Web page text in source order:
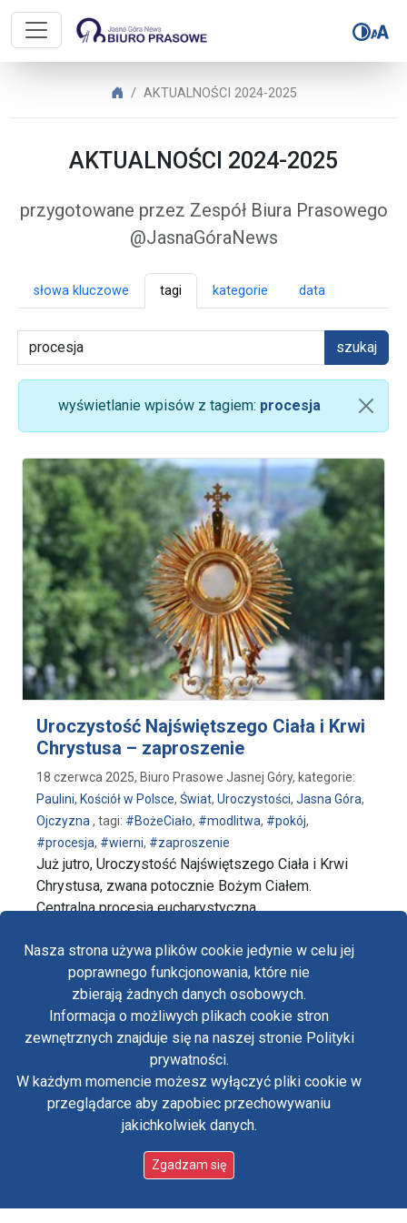
Nasza strona używa plików cookie jedynie w celu jej
poprawnego funkcjonowania, które nie
zbierają żadnych danych osobowych.
Informacja o możliwych plikach cookie stron
zewnętrznych znajduje się na naszej stronie Polityki
prywatności.
W każdym momencie możesz wyłączyć pliki cookie w
przeglądarce aby zapobiec przechowywaniu
jakichkolwiek danych.
Zgadzam się
Biuro Prasowe Jasnej Góry –
Biuro Prasowe Jasnej Góry
AKTUALNOŚCI 2024-2025
AKTUALNOŚCI 2024-2025
przygotowane przez Zespół Biura Prasowego
@JasnaGóraNews
słowa kluczowe tagi kategorie data
szukaj
wyświetlanie wpisów z tagiem: procesja
Uroczystość Najświętszego Ciała i Krwi
Chrystusa – zaproszenie
18 czerwca 2025, Biuro Prasowe Jasnej Góry, kategorie:
Paulini, Kościół w Polsce, Świat, Uroczystości, Jasna Góra,
Ojczyzna, tagi: #BożeCiało, #modlitwa, #pokój,
#procesja, #wierni, #zaproszenie
Już jutro, Uroczystość Najświętszego Ciała i Krwi
Chrystusa, zwana potocznie Bożym Ciałem.
Centralna procesja eucharystyczna …
czytaj dalej… wpis Uroczystość Najświętszego Ciała i Krwi
Polityka prywatności
Oświadczenie o dostępności
Standardy ochrony małoletnich w klasztorze OO.